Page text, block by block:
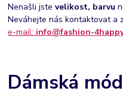
Nenašli jstevelikost, barvu
Neváhejte nás kontaktovat a
e-mail: info@fashion-
Dámská